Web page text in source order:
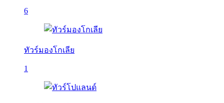
6
ทัวร์มองโกเลีย
1